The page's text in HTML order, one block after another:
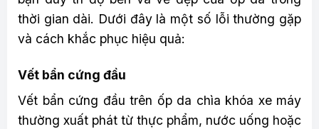
thời gian dài. Dưới đây là một số lỗi thường gặp
và cách khắc phục hiệu quả:
Vết bẩn cứng đầu
Vết bẩn cứng đầu trên ốp da chìa khóa xe máy
thường xuất phát từ thực phẩm, nước uống hoặc